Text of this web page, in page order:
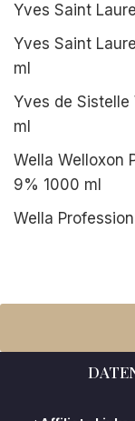
Yves Saint
Yves Saint
ml
Yves de Sistelle
ml
Wella Welloxon
9% 1000 ml
Wella